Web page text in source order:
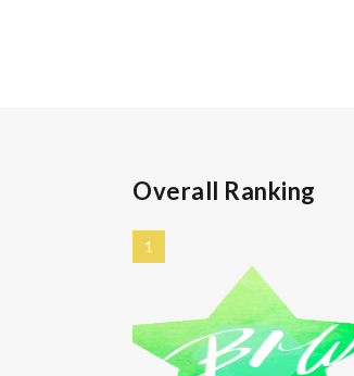
Overall Ranking